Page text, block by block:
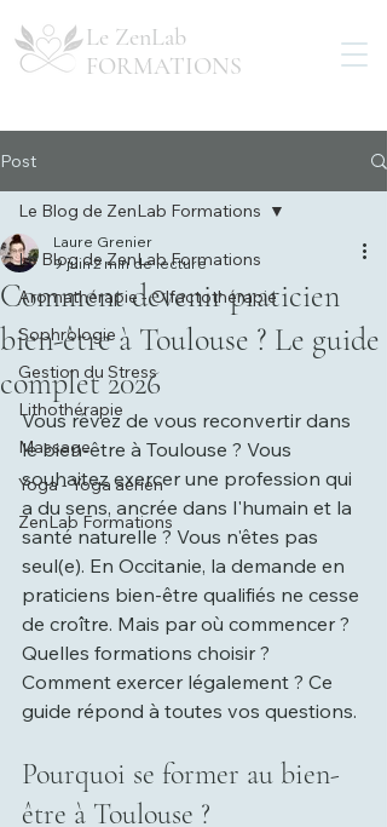
Le ZenLab
FORMATIONS
Post
Le Blog de ZenLab Formations
Aromathérapie - Olfactothérapie
Sophrologie
Gestion du Stress
Lithothérapie
Massage
Yoga - Yoga aérien
ZenLab Formations
Le Blog de ZenLab Formations
Comment devenir praticien
bien-être à Toulouse ? Le guide
complet 2026
Laure Grenier
9 juin2 min de lecture
Vous rêvez de vous reconvertir dans
le bien-être à Toulouse ? Vous
souhaitez exercer une profession qui
a du sens, ancrée dans l'humain et la
santé naturelle ? Vous n'êtes pas
seul(e). En Occitanie, la demande en
praticiens bien-être qualifiés ne cesse
de croître. Mais par où commencer ?
Quelles formations choisir ?
Comment exercer légalement ? Ce
guide répond à toutes vos questions.
Pourquoi se former au bien-
être à Toulouse ?